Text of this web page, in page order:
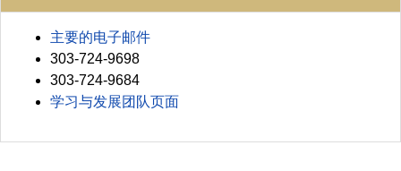
主要的电子邮件
303-724-9698
303-724-9684
学习与发展团队页面